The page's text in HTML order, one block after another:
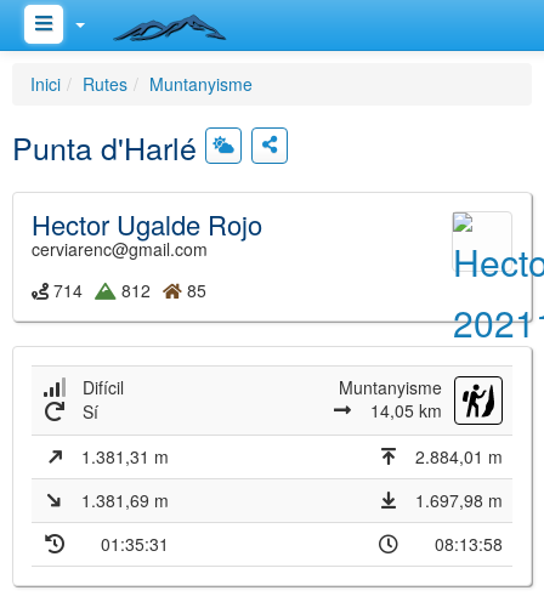
Inici Rutes Muntanyisme
Punta d'Harlé
Hector Ugalde Rojo
cerviarenc@gmail.com
714
812 85
Difícil
Muntanyisme
14,05 km
Sí
1.381,31 m
2.884,01 m
1.381,69 m
1.697,98 m
01:35:31
08:13:58